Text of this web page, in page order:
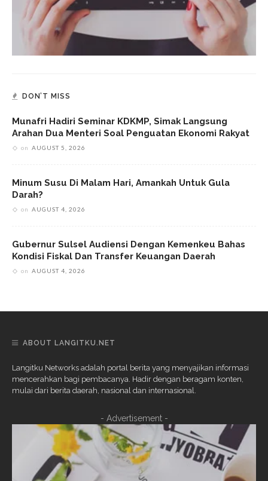
DON’T MISS
Munafri Hadiri Seminar KDKMP, Simak Langsung
Arahan Dua Menteri Soal Penguatan Ekonomi Rakyat
on AUGUST 5, 2026
Minum Susu Di Malam Hari, Amankah Untuk Gula
Darah?
on AUGUST 4, 2026
Gubernur Sulsel Audiensi Dengan Kemenkeu Bahas
Kondisi Fiskal Dan Transfer Keuangan Daerah
on AUGUST 4, 2026
ABOUT LANGITKU.NET
Langitku Networks adalah portal berita yang menyajikan informasi
mencerahkan bagi pembacanya. Hadir dengan beragam konten,
mulai dari berita daerah, nasional dan internasional.
- Advertisement -